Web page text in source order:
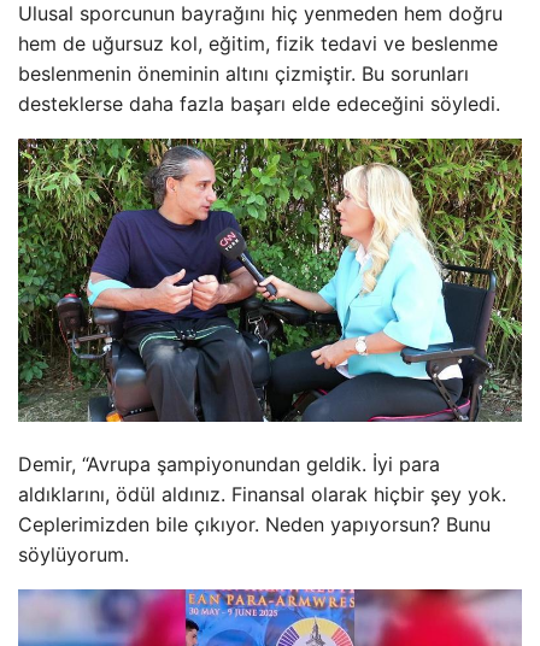
Ulusal sporcunun bayrağını hiç yenmeden hem doğru
hem de uğursuz kol, eğitim, fizik tedavi ve beslenme
beslenmenin öneminin altını çizmiştir. Bu sorunları
desteklerse daha fazla başarı elde edeceğini söyledi.
Demir, “Avrupa şampiyonundan geldik. İyi para
aldıklarını, ödül aldınız. Finansal olarak hiçbir şey yok.
Ceplerimizden bile çıkıyor. Neden yapıyorsun? Bunu
söylüyorum.